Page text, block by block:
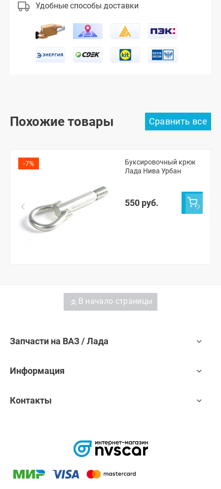
Удобные способы доставки
Похожие товары
-7%
Буксировочный крюк
Лада Нива Урбан
550 руб.
В начало страницы
Запчасти на ВАЗ / Лада
Информация
Контакты